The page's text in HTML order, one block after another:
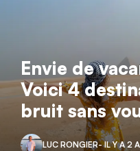
Envie de
Voici 4
bruit sans
LUC RONGIER- IL Y A 2